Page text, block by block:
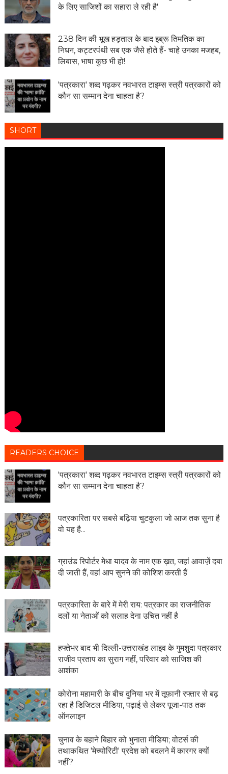
के लिए साजिशों का सहारा ले रही है'
238 दिन की भूख हड़ताल के बाद इब्रू तिमतिक का
निधन, कट्टरपंथी सब एक जैसे होते हैं- चाहे उनका मजहब,
लिबास, भाषा कुछ भी हो!
'पत्रकारा' शब्द गढ़कर नवभारत टाइम्स स्त्री पत्रकारों को
कौन सा सम्मान देना चाहता है?
SHORT
READERS CHOICE
'पत्रकारा' शब्द गढ़कर नवभारत टाइम्स स्त्री पत्रकारों को
कौन सा सम्मान देना चाहता है?
पत्रकारिता पर सबसे बढ़िया चुटकुला जो आज तक सुना है
वो यह है...
ग्राउंड रिपोर्टर मेधा यादव के नाम एक ख़त, जहां आवाज़ें दबा
दी जाती हैं, वहां आप सुनने की कोशिश करती हैं
पत्रकारिता के बारे में मेरी राय: पत्रकार का राजनीतिक
दलों या नेताओं को सलाह देना उचित नहीं है
हफ्तेभर बाद भी दिल्ली-उत्तराखंड लाइव के गुमशुदा पत्रकार
राजीव प्रताप का सुराग नहीं, परिवार को साजिश की
आशंका
कोरोना महामारी के बीच दुनिया भर में तूफानी रफ्तार से बढ़
रहा है डिजिटल मीडिया, पढ़ाई से लेकर पूजा-पाठ तक
ऑनलाइन
चुनाव के बहाने बिहार को भुनाता मीडिया; वोटर्स की
तथाकथित 'मेच्योरिटी' प्रदेश को बदलने में कारगर क्यों
नहीं?